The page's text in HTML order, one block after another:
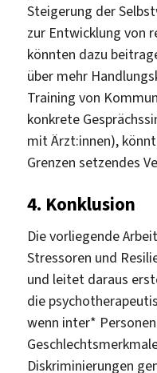
Steigerung der
zur Entwicklung von
könnten dazu
über mehr
Training von
konkrete
mit Ärzt:innen),
Grenzen setzendes
4. Konklusion
Die vorliegende
Stressoren und
und leitet daraus
die
wenn inter*
Diskriminierungen